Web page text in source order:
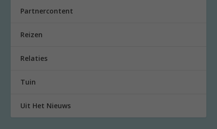
Partnercontent
Reizen
Relaties
Tuin
Uit Het Nieuws